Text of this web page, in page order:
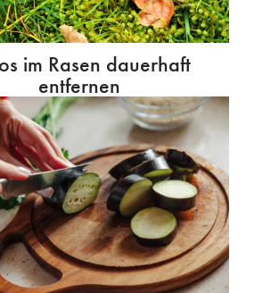
im Rasen dauerhaft
entfernen